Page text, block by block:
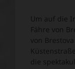
Um auf die
Fähre von
von
die